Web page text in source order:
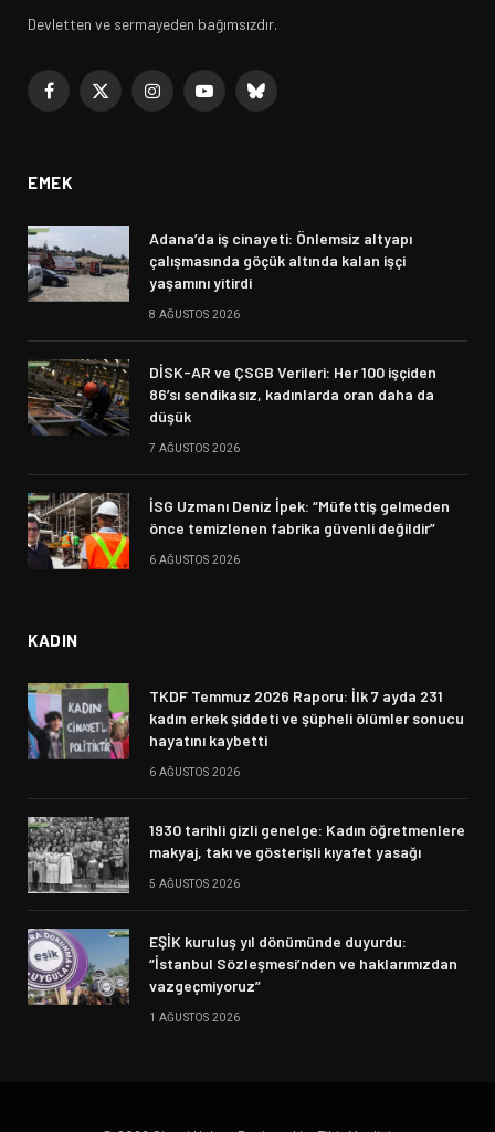
Devletten ve sermayeden bağımsızdır.
Facebook
X
InstagramYouTubeBluesky
EMEK
Adana’da iş cinayeti: Önlemsiz altyapı
çalışmasında göçük altında kalan işçi
yaşamını yitirdi
8 AĞUSTOS 2026
DİSK-AR ve ÇSGB Verileri: Her 100 işçiden
86’sı sendikasız, kadınlarda oran daha da
düşük
7 AĞUSTOS 2026
İSG Uzmanı Deniz İpek: “Müfettiş gelmeden
önce temizlenen fabrika güvenli değildir”
6 AĞUSTOS 2026
KADIN
TKDF Temmuz 2026 Raporu: İlk 7 ayda 231
kadın erkek şiddeti ve şüpheli ölümler sonucu
hayatını kaybetti
6 AĞUSTOS 2026
1930 tarihli gizli genelge: Kadın öğretmenlere
makyaj, takı ve gösterişli kıyafet yasağı
5 AĞUSTOS 2026
EŞİK kuruluş yıl dönümünde duyurdu:
“İstanbul Sözleşmesi’nden ve haklarımızdan
vazgeçmiyoruz”
1 AĞUSTOS 2026